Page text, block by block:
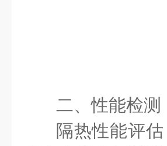
二、性能检测
隔热性能评